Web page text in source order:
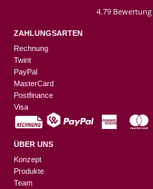
4.79 Bewertung
ZAHLUNGSARTEN
Rechnung
Twint
PayPal
MasterCard
Postfinance
Visa
ÜBER UNS
Konzept
Produkte
Team